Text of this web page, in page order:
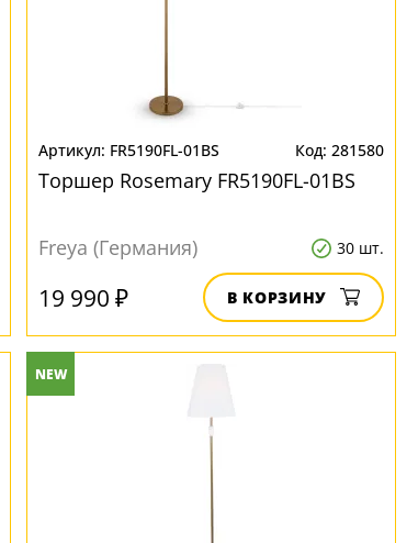
FR5190FL-01BS 281580
Торшер Rosemary FR5190FL-01BS
Freya (Германия) 30 шт.
19 990 ₽ В КОРЗИНУ
NEW